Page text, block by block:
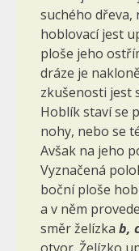
suchého dřeva,
hoblovací jest
ploše jeho
dráze je
zkušenosti jest
Hoblík staví se
nohy, nebo se
Avšak na jeho
Vyznačená
boční ploše
a v něm
směr želízka b,